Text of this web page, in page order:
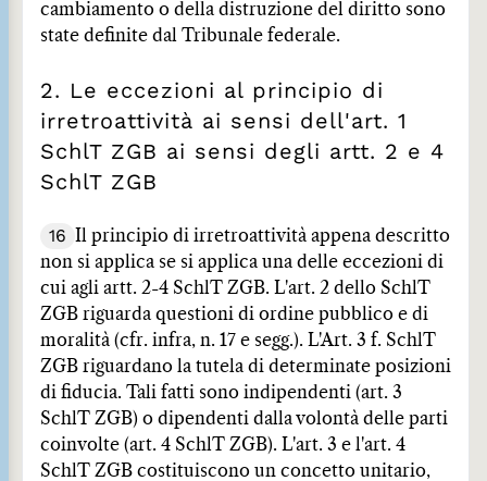
cambiamento o della distruzione del diritto sono
state definite dal Tribunale federale.
2. Le eccezioni al principio di
irretroattività ai sensi dell'art. 1
SchlT ZGB ai sensi degli artt. 2 e 4
SchlT ZGB
16
Il principio di irretroattività appena descritto
non si applica se si applica una delle eccezioni di
cui agli artt. 2-4 SchlT ZGB. L'art. 2 dello SchlT
ZGB riguarda questioni di ordine pubblico e di
moralità (cfr. infra, n. 17 e segg.). L'Art. 3 f. SchlT
ZGB riguardano la tutela di determinate posizioni
di fiducia. Tali fatti sono indipendenti (art. 3
SchlT ZGB) o dipendenti dalla volontà delle parti
coinvolte (art. 4 SchlT ZGB). L'art. 3 e l'art. 4
SchlT ZGB costituiscono un concetto unitario,